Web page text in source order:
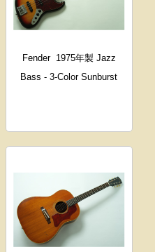
Fender
1975年製 Jazz
Bass - 3-Color Sunburst